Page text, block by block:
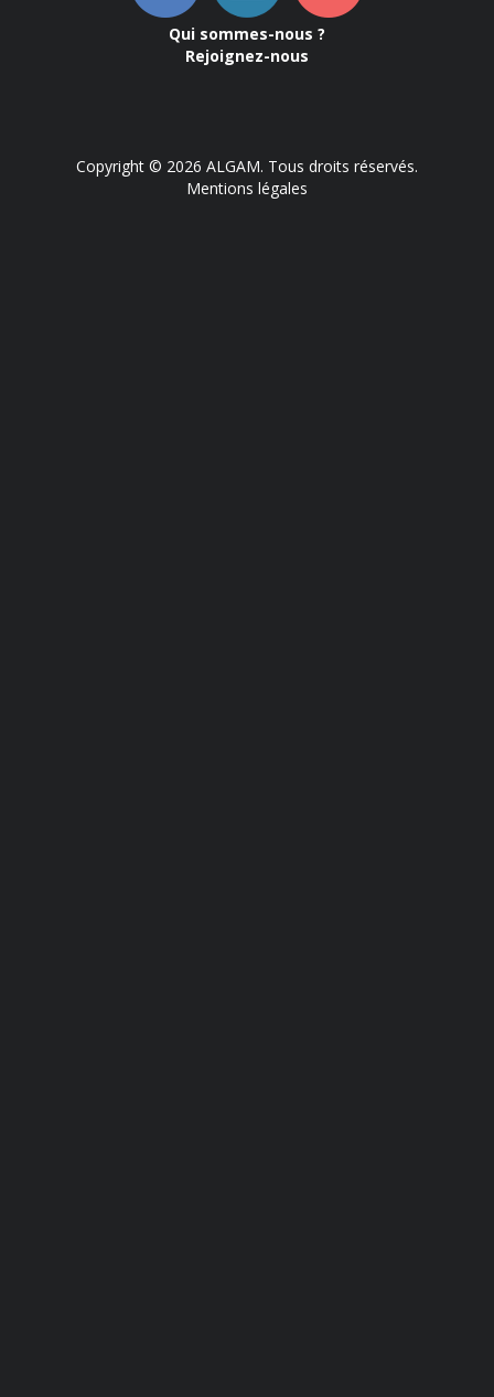
Qui sommes-nous ?
Rejoignez-nous
Copyright © 2026 ALGAM. Tous droits réservés.
Mentions légales